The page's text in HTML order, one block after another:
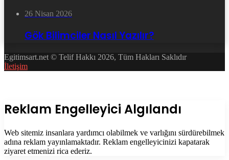
26 Nisan 2026
Gök Bilimciler Nasıl Yazılır?
Egitimsart.net © Telif Hakkı 2026, Tüm Hakları Saklıdır
İletişim
Kapalı
Reklam Engelleyici Algılandı
Web sitemiz insanlara yardımcı olabilmek ve varlığını sürdürebilmek
adına reklam yayınlamaktadır. Reklam engelleyicinizi kapatarak
ziyaret etmenizi rica ederiz.